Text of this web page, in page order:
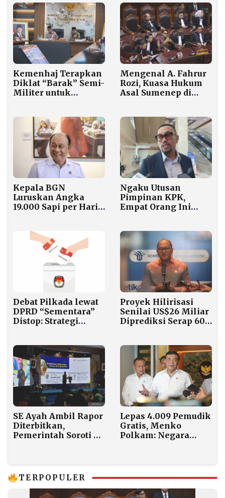
Kemenhaj Terapkan
Diklat “Barak” Semi-
Militer untuk
Haji 1447 H/2026 M
Mengenal A. Fahrur
Rozi, Kuasa Hukum
Asal Sumenep di
Kepala BGN
Luruskan Angka
19.000 Sapi per Hari
Bukan Kebutuhan
Ngaku Utusan
Pimpinan KPK,
Empat Orang Ini
Debat Pilkada lewat
DPRD “Sementara”
Distop: Strategi
Proyek Hilirisasi
Senilai US$26 Miliar
Diprediksi Serap 600
SE Ayah Ambil Rapor
Diterbitkan,
Pemerintah Soroti 25
Lepas 4.009 Pemudik
Gratis, Menko
Polkam: Negara
TERPOPULER